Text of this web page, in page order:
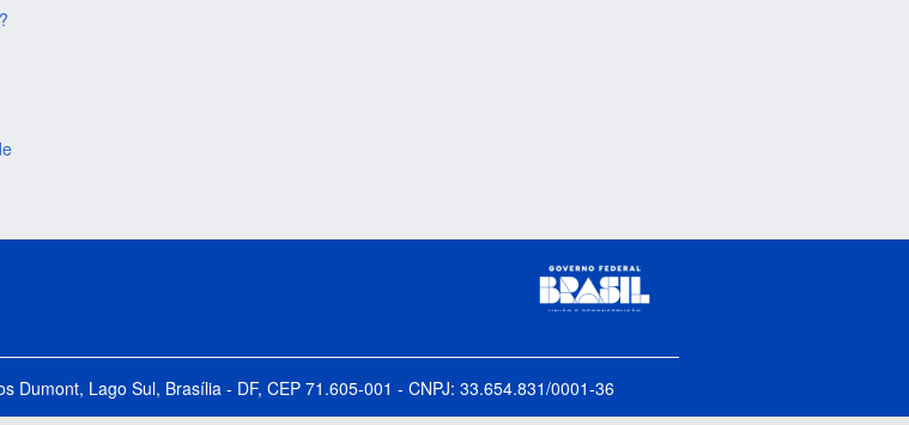
Dumont, Lago Sul, Brasília - DF, CEP 71.605-001 - CNPJ: 33.654.831/0001-36